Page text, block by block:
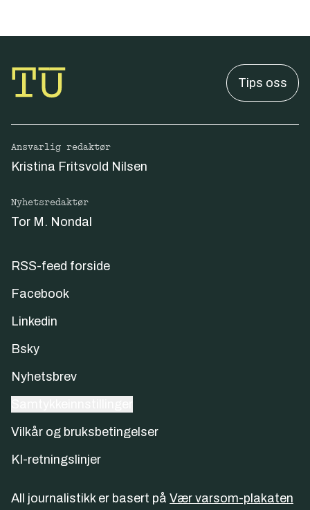
Tips oss
Ansvarlig redaktør
Kristina Fritsvold Nilsen
Nyhetsredaktør
Tor M. Nondal
RSS-feed forside
Facebook
Linkedin
Bsky
Nyhetsbrev
Vilkår og bruksbetingelser
KI-retningslinjer
All journalistikk er basert på Vær varsom-plakaten